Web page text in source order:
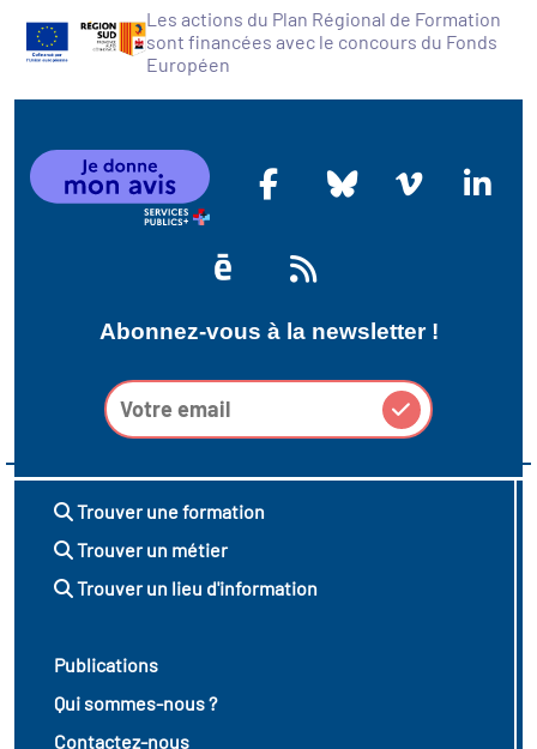
Les actions du Plan Régional de Formation
sont financées avec le concours du Fonds
Européen
Abonnez-vous à la newsletter !
Trouver une formation
Trouver un métier
Trouver un lieu d'information
Publications
Qui sommes-nous ?
Contactez-nous